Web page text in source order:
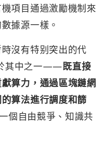
項目通過激勵機制來
據源一樣。
沒有特别突出的代
其中之一——既直接
算力，通過區塊鏈網
算法進行調度和篩
個自由競爭、知識共